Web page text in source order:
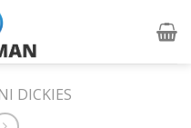
DICKIES